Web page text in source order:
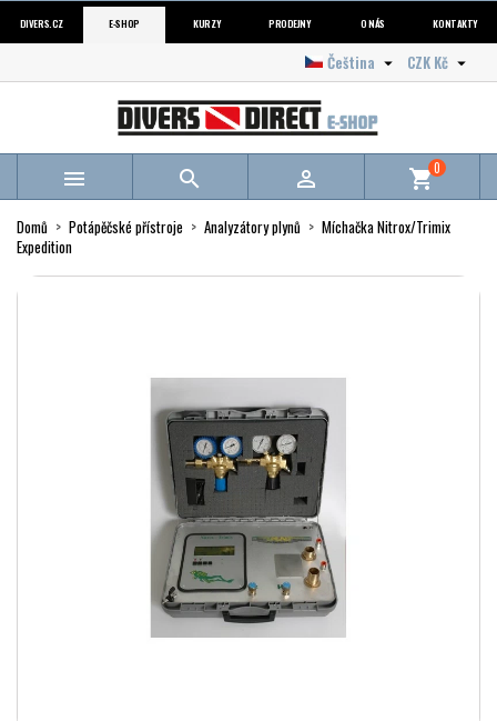
DIVERS.CZ E-SHOP KURZY PRODEJNY O NÁS KONTAKTY
CZK Kč 
Čeština 
   shopping_cart0
Domů Potápěčské přístroje Analyzátory plynů
Míchačka Nitrox/Trimix
Expedition